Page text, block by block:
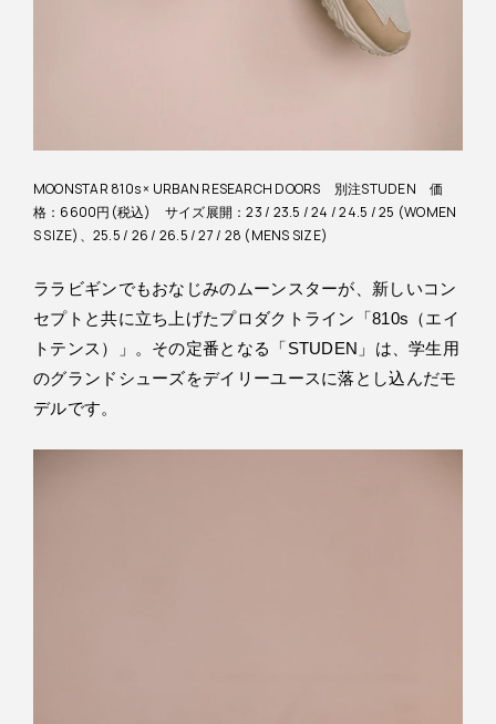
MOONSTAR 810s × URBAN RESEARCH DOORS 別注STUDEN 価
格：6600円(税込) サイズ展開：23 / 23.5 / 24 / 24.5 / 25 (WOMEN
S SIZE)、25.5 / 26 / 26.5 / 27 / 28 (MENS SIZE)
ララビギンでもおなじみのムーンスターが、新しいコン
セプトと共に立ち上げたプロダクトライン「810s（エイ
トテンス）」。その定番となる「STUDEN」は、学生用
のグランドシューズをデイリーユースに落とし込んだモ
デルです。